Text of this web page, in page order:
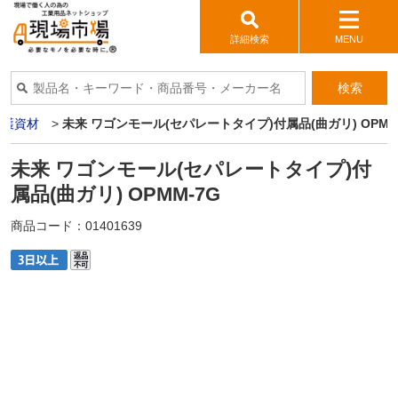
詳細検索 MENU
検索
資材 > 未来 ワゴンモール(セパレートタイプ)付属品(曲ガリ)
未来 ワゴンモール(セパレートタイプ)付
属品(曲ガリ) OPMM-7G
商品コード： 01401639